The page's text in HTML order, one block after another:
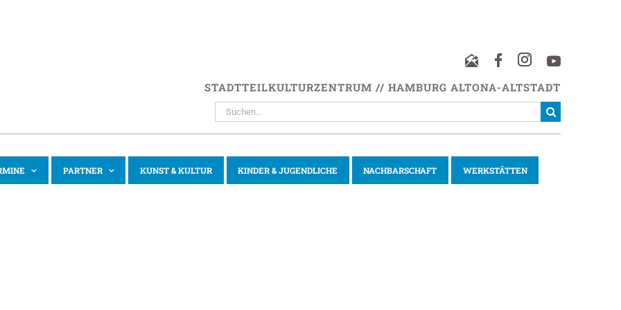
STADTTEILKULTURZENTRUM // HAMBURG ALTONA-ALTSTADT
SUCHE
NACH:
PARTNER KUNST & KULTUR KINDER & JUGENDLICHE NACHBARSCHAFT WERKSTÄTTEN